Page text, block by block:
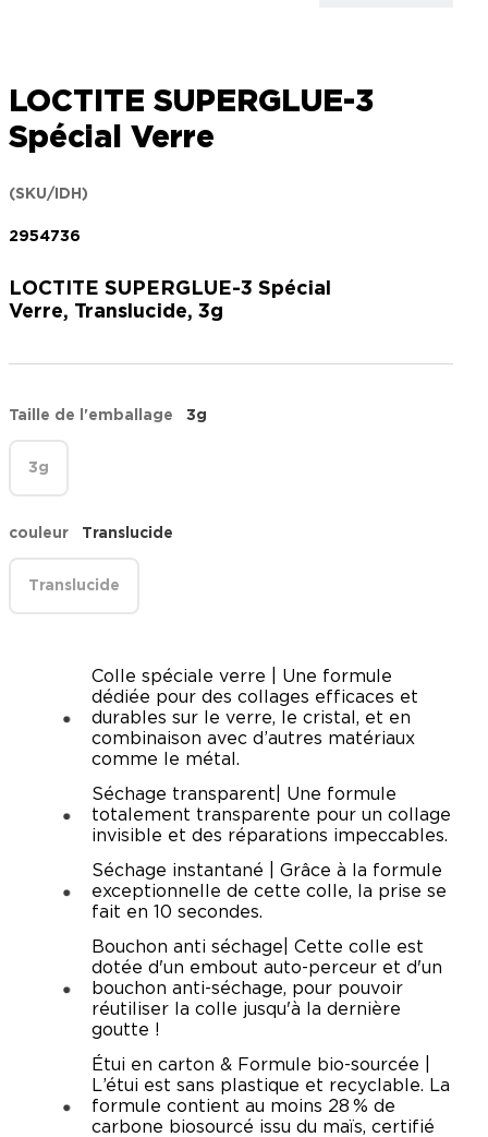
LOCTITE SUPERGLUE-3
Spécial Verre
(SKU/IDH)
2954736
LOCTITE SUPERGLUE-3 Spécial
Verre, Translucide, 3g
Taille de l'emballage 3g
3g
couleur Translucide
Translucide
Colle spéciale verre | Une formule
dédiée pour des collages efficaces et
durables sur le verre, le cristal, et en
combinaison avec d’autres matériaux
comme le métal.
Séchage transparent| Une formule
totalement transparente pour un collage
invisible et des réparations impeccables.
Séchage instantané | Grâce à la formule
exceptionnelle de cette colle, la prise se
fait en 10 secondes.
Bouchon anti séchage| Cette colle est
dotée d'un embout auto-perceur et d'un
bouchon anti-séchage, pour pouvoir
réutiliser la colle jusqu'à la dernière
goutte !
Étui en carton & Formule bio-sourcée |
L’étui est sans plastique et recyclable. La
formule contient au moins 28 % de
carbone biosourcé issu du maïs, certifié